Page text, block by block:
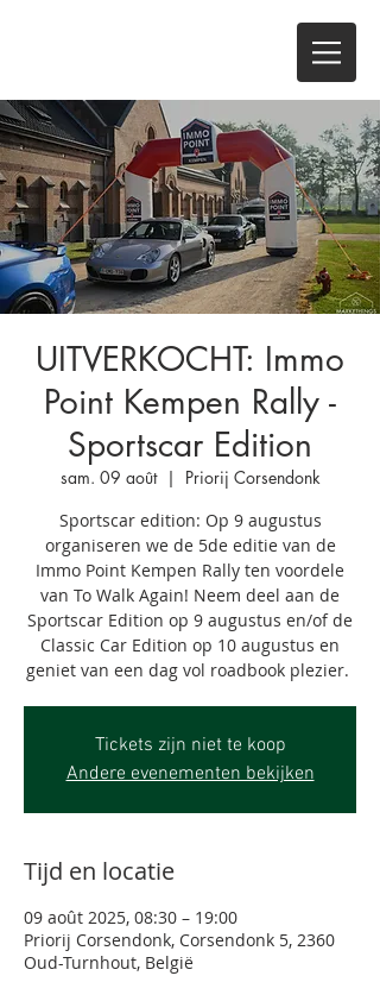
UITVERKOCHT: Immo
Point Kempen Rally -
Sportscar Edition
sam. 09 août
  |
Priorij Corsendonk
Sportscar edition: Op 9 augustus
organiseren we de 5de editie van de
Immo Point Kempen Rally ten voordele
van To Walk Again! Neem deel aan de
Sportscar Edition op 9 augustus en/of de
Classic Car Edition op 10 augustus en
geniet van een dag vol roadbook plezier.
Tickets zijn niet te koop
Andere evenementen bekijken
Tijd en locatie
09 août 2025, 08:30 – 19:00
Priorij Corsendonk, Corsendonk 5, 2360
Oud-Turnhout, België